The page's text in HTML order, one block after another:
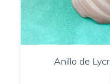
Anillo de